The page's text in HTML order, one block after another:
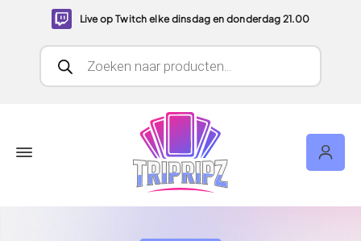
Live op Twitch elke dinsdag en donderdag 21.00
Producten zoeken